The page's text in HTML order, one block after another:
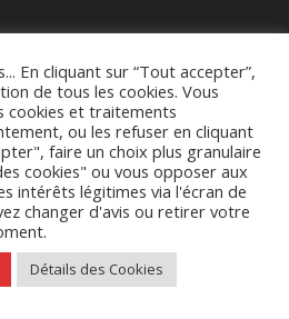
par
En cliquant sur “Tout accepter”,
de tous les cookies. Vous
cookies et traitements
ou les refuser en cliquant
faire un choix plus granulaire
cookies" ou vous opposer aux
intérêts légitimes via l'écran de
changer d'avis ou retirer votre
Détails des Cookies